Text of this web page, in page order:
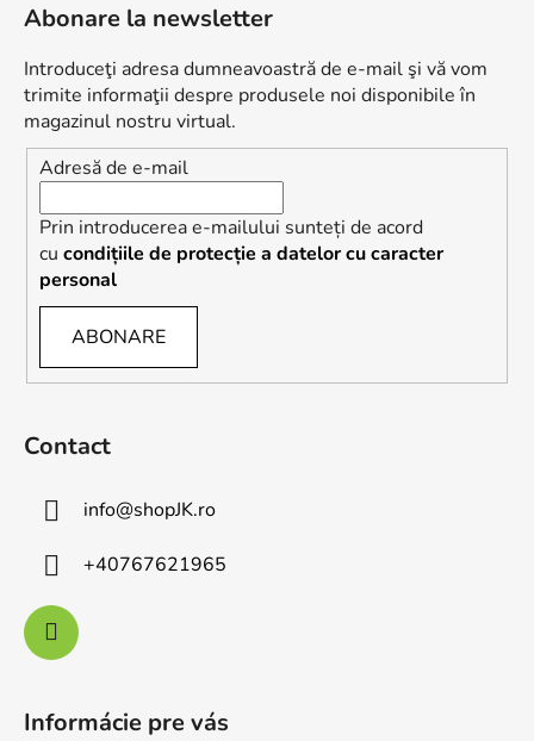
Abonare la newsletter
Introduceţi adresa dumneavoastră de e-mail şi vă vom
trimite informaţii despre produsele noi disponibile în
magazinul nostru virtual.
Adresă de e-mail
Prin introducerea e-mailului sunteți de acord
cu condițiile de protecție a datelor cu caracter
personal
ABONARE
Contact
info@shopJK.ro
+40767621965
Informácie pre vás